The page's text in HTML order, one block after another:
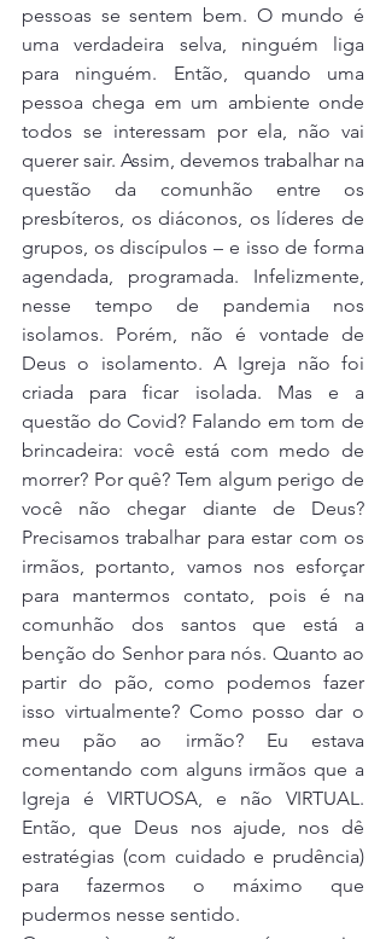
pessoas se sentem bem. O mundo é
uma verdadeira selva, ninguém liga
para ninguém. Então, quando uma
pessoa chega em um ambiente onde
todos se interessam por ela, não vai
querer sair. Assim, devemos trabalhar na
questão da comunhão entre os
presbíteros, os diáconos, os líderes de
grupos, os discípulos – e isso de forma
agendada, programada. Infelizmente,
nesse tempo de pandemia nos
isolamos. Porém, não é vontade de
Deus o isolamento. A Igreja não foi
criada para ficar isolada. Mas e a
questão do Covid? Falando em tom de
brincadeira: você está com medo de
morrer? Por quê? Tem algum perigo de
você não chegar diante de Deus?
Precisamos trabalhar para estar com os
irmãos, portanto, vamos nos esforçar
para mantermos contato, pois é na
comunhão dos santos que está a
benção do Senhor para nós. Quanto ao
partir do pão, como podemos fazer
isso virtualmente? Como posso dar o
meu pão ao irmão? Eu estava
comentando com alguns irmãos que a
Igreja é VIRTUOSA, e não VIRTUAL.
Então, que Deus nos ajude, nos dê
estratégias (com cuidado e prudência)
para fazermos o máximo que
pudermos nesse sentido.